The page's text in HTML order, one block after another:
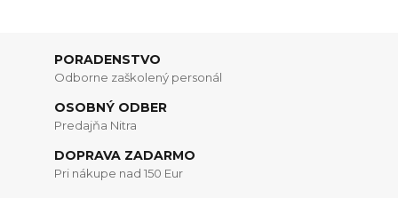
PORADENSTVO
Odborne zaškolený personál
OSOBNÝ ODBER
Predajňa Nitra
DOPRAVA ZADARMO
Pri nákupe nad 150 Eur